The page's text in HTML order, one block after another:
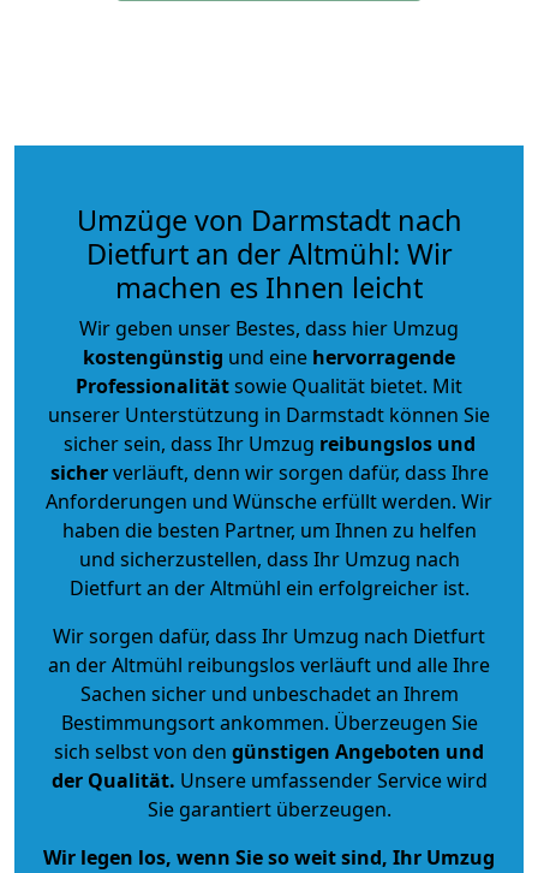
Umzüge von Darmstadt nach
Dietfurt an der Altmühl: Wir
machen es Ihnen leicht
Wir geben unser Bestes, dass hier Umzug
kostengünstig und eine hervorragende
Professionalitätsowie Qualität bietet. Mit
unserer Unterstützung in Darmstadt können Sie
sicher sein, dass Ihr Umzug reibungslos und
sicherverläuft, denn wir sorgen dafür, dass Ihre
Anforderungen und Wünsche erfüllt werden. Wir
haben die besten Partner, um Ihnen zu helfen
und sicherzustellen, dass Ihr Umzug nach
Dietfurt an der Altmühl ein erfolgreicher ist.
Wir sorgen dafür, dass Ihr Umzug nach Dietfurt
an der Altmühl reibungslos verläuft und alle Ihre
Sachen sicher und unbeschadet an Ihrem
Bestimmungsort ankommen. Überzeugen Sie
sich selbst von den günstigen Angeboten und
der Qualität. Unsere umfassender Service wird
Sie garantiert überzeugen.
Wir legen los, wenn Sie so weit sind, Ihr Umzug